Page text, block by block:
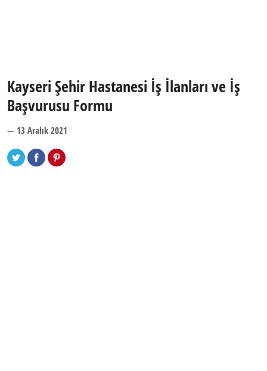
Kayseri Şehir Hastanesi İş İlanları ve İş
Başvurusu Formu
— 13 Aralık 2021